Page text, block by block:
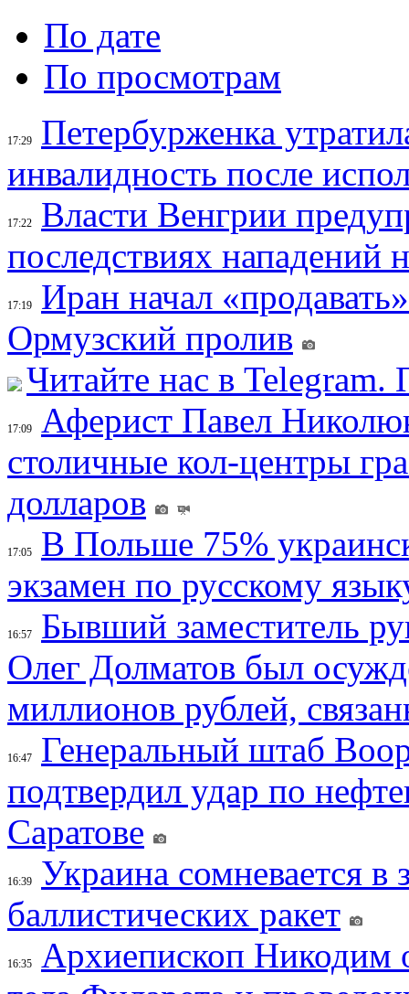
По дате
По просмотрам
17:29
Петербурженка
инвалидность после
17:22
Власти Венгрии
последствиях нападений
17:19
Иран начал
Ормузский пролив
Читайте нас в
17:09
Аферист Павел
столичные кол-центры
долларов
17:05
В Польше 75%
экзамен по русскому
16:57
Бывший заместитель
Олег Долматов был
миллионов рублей,
16:47
Генеральный штаб
подтвердил удар по
Саратове
16:39
Украина сомневается в
баллистических ракет
16:35
Архиепископ